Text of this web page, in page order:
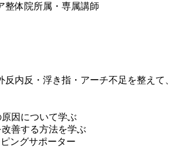
整体院所属・専属講師
内反・浮き指・アーチ不足を整えて、
因について学ぶ
善する方法を学ぶ
ングサポーター